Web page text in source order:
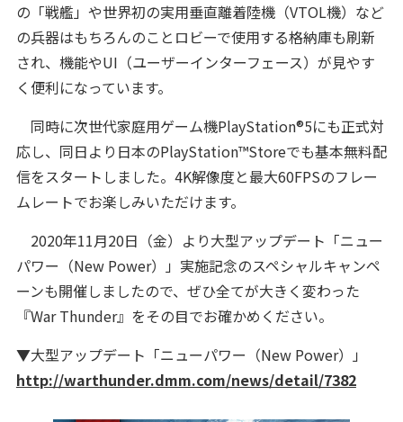
の「戦艦」や世界初の実用垂直離着陸機（VTOL機）など
の兵器はもちろんのことロビーで使用する格納庫も刷新
され、機能やUI（ユーザーインターフェース）が見やす
く便利になっています。
同時に次世代家庭用ゲーム機PlayStation®5にも正式対
応し、同日より日本のPlayStation™Storeでも基本無料配
信をスタートしました。4K解像度と最大60FPSのフレー
ムレートでお楽しみいただけます。
2020年11月20日（金）より大型アップデート「ニュー
パワー（New Power）」実施記念のスペシャルキャンペ
ーンも開催しましたので、ぜひ全てが大きく変わった
『War Thunder』をその目でお確かめください。
▼大型アップデート「ニューパワー（New Power）」
http://warthunder.dmm.com/news/detail/7382